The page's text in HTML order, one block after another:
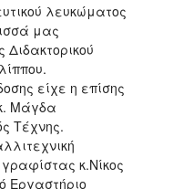
λευκώματος
μας
Διδακτορικού
είχε η επίσης
Μάγδα
Τέχνης.
κ.Νίκος
Εργαστήριο